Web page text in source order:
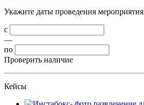
Укажите даты проведения мероприятия
с
—
по
Проверить наличие
Кейсы